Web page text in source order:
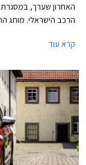
האחרון שערך, במסגרתו
קרא עוד